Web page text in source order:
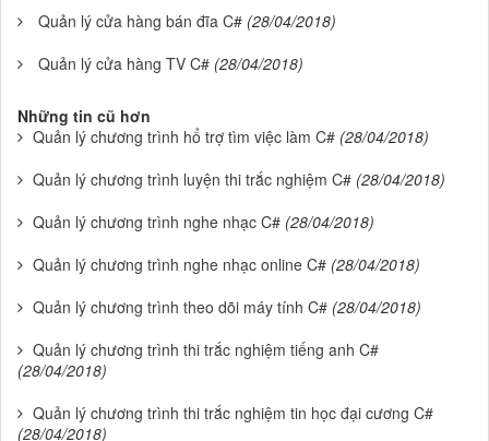
Quản lý cửa hàng bán đĩa C# (28/04/2018)
Quản lý cửa hàng TV C# (28/04/2018)
Những tin cũ hơn
Quản lý chương trình hổ trợ tìm việc làm C# (28/04/2018)
Quản lý chương trình luyện thi trắc nghiệm C# (28/04/2018)
Quản lý chương trình nghe nhạc C# (28/04/2018)
Quản lý chương trình nghe nhạc online C# (28/04/2018)
Quản lý chương trình theo dõi máy tính C# (28/04/2018)
Quản lý chương trình thi trắc nghiệm tiếng anh C#
(28/04/2018)
Quản lý chương trình thi trắc nghiệm tin học đại cương C#
(28/04/2018)